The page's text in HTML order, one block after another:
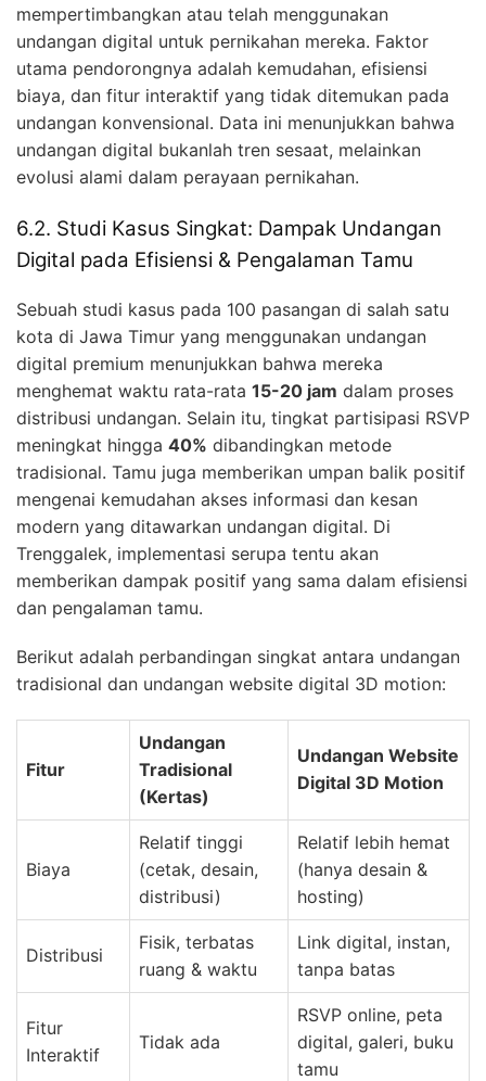
mempertimbangkan atau telah menggunakan
undangan digital untuk pernikahan mereka. Faktor
utama pendorongnya adalah kemudahan, efisiensi
biaya, dan fitur interaktif yang tidak ditemukan pada
undangan konvensional. Data ini menunjukkan bahwa
undangan digital bukanlah tren sesaat, melainkan
evolusi alami dalam perayaan pernikahan.
6.2. Studi Kasus Singkat: Dampak Undangan
Digital pada Efisiensi & Pengalaman Tamu
Sebuah studi kasus pada 100 pasangan di salah satu
kota di Jawa Timur yang menggunakan undangan
digital premium menunjukkan bahwa mereka
menghemat waktu rata-rata 15-20 jam dalam proses
distribusi undangan. Selain itu, tingkat partisipasi RSVP
meningkat hingga 40% dibandingkan metode
tradisional. Tamu juga memberikan umpan balik positif
mengenai kemudahan akses informasi dan kesan
modern yang ditawarkan undangan digital. Di
Trenggalek, implementasi serupa tentu akan
memberikan dampak positif yang sama dalam efisiensi
dan pengalaman tamu.
Berikut adalah perbandingan singkat antara undangan
tradisional dan undangan website digital 3D motion:
Fitur
Undangan
Tradisional
(Kertas)
Undangan Website
Digital 3D Motion
Biaya
Relatif tinggi
(cetak, desain,
distribusi)
Relatif lebih hemat
(hanya desain &
hosting)
Distribusi
Fisik, terbatas
ruang & waktu
Link digital, instan,
tanpa batas
Fitur
Interaktif
Tidak ada
RSVP online, peta
digital, galeri, buku
tamu